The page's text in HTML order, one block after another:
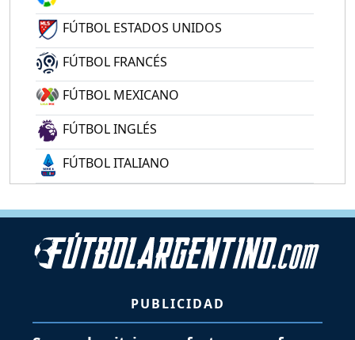
FÚTBOL ESTADOS UNIDOS
FÚTBOL FRANCÉS
FÚTBOL MEXICANO
FÚTBOL INGLÉS
FÚTBOL ITALIANO
PUBLICIDAD